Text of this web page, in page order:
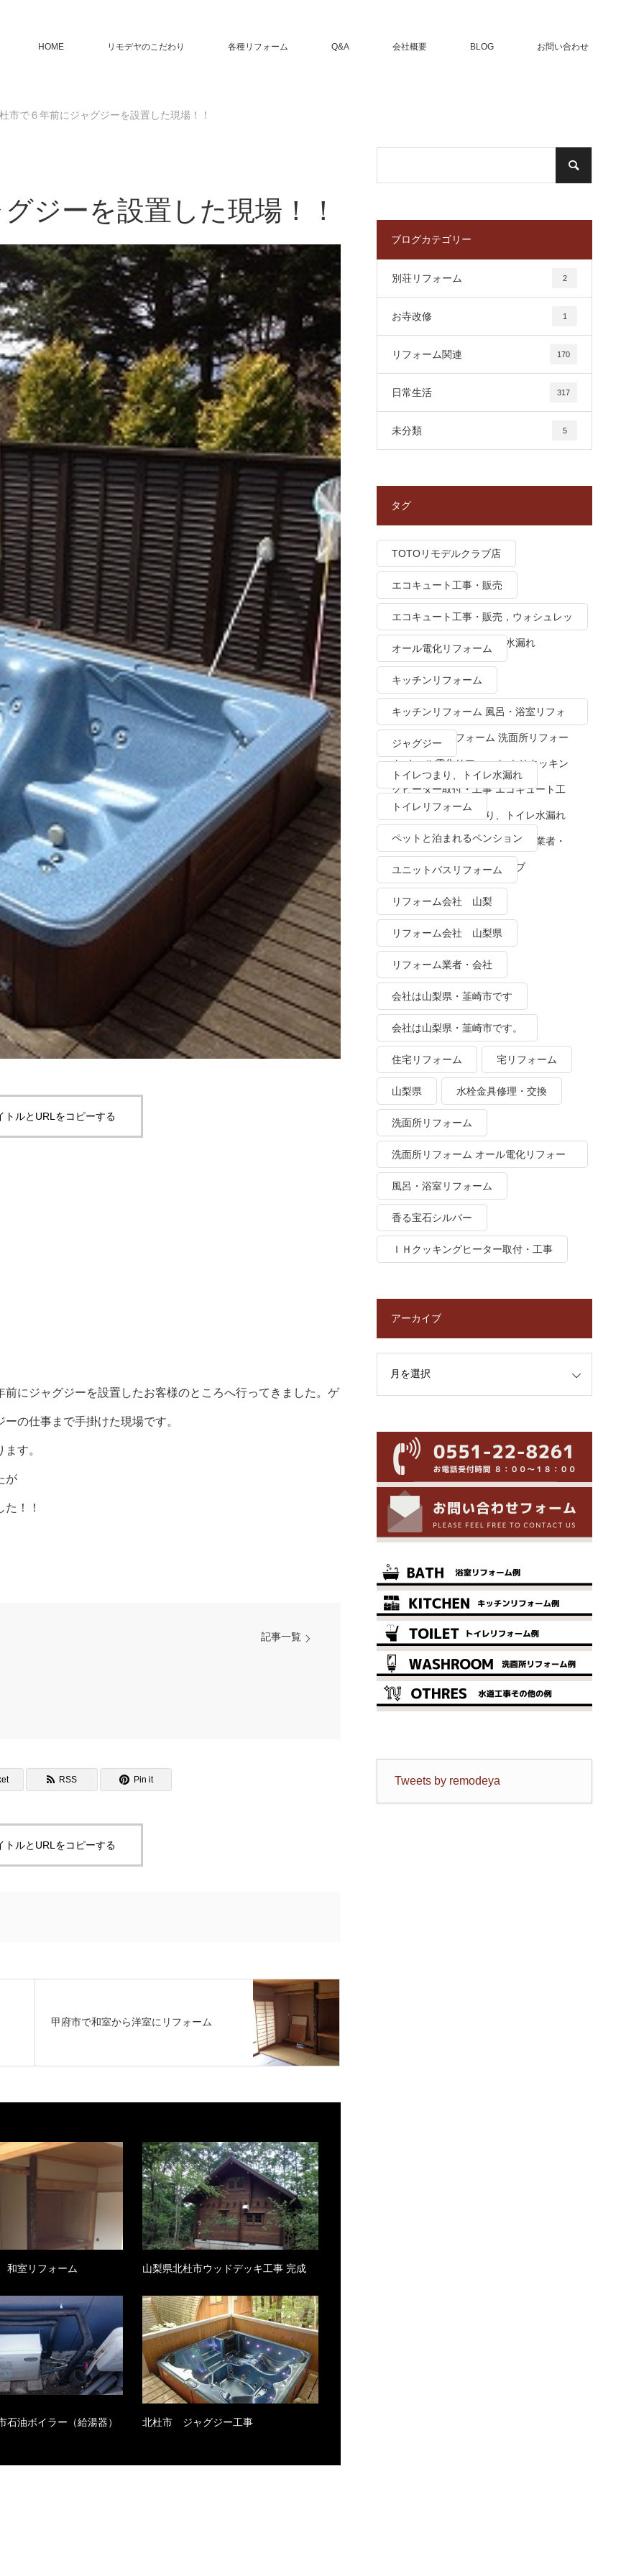
HOME リモデヤのこだわり 各種リフォーム Q&A 会社概要 BLOG お問い合わせ
市で６年前にジャグジーを設置した現場！！
ジーを設置した現場！！
トルとURLをコピーする
前にジャグジーを設置したお客様のところへ行ってきました。ゲ
の仕事まで手掛けた現場です。
す。
が
！！
記事一覧
RSS Pin it
トルとURLをコピーする
甲府市で和室から洋室にリフォーム
和室リフォーム 山梨県北杜市ウッドデッキ工事 完成
石油ボイラー（給湯器） 北杜市 ジャグジー工事
ブログカテゴリー
別荘リフォーム 2
お寺改修 1
リフォーム関連 170
日常生活 317
未分類 5
タグ
TOTOリモデルクラブ店
エコキュート工事・販売
エコキュート工事・販売，ウォシュレッ
ト トイレつまり、トイレ水漏れ
オール電化リフォーム
キッチンリフォーム
キッチンリフォーム 風呂・浴室リフォ
ーム トイレリフォーム 洗面所リフォー
ム オール電化リフォーム ＩＨクッキン
グヒーター取付・工事 エコキュート工
事・販売 トイレつまり、トイレ水漏れ
水栓金具修理・交換 リフォーム業者・
会社 ＴＯＴＯリモデルクラブ
ジャグジー
トイレつまり、トイレ水漏れ
トイレリフォーム
ペットと泊まれるペンション
ユニットバスリフォーム
リフォーム会社 山梨
リフォーム会社 山梨県
リフォーム業者・会社
会社は山梨県・韮崎市です
会社は山梨県・韮崎市です。
住宅リフォーム 宅リフォーム
山梨県 水栓金具修理・交換
洗面所リフォーム
洗面所リフォーム オール電化リフォー
ム
風呂・浴室リフォーム
香る宝石シルバー
ＩＨクッキングヒーター取付・工事
アーカイブ
Tweets by remodeya